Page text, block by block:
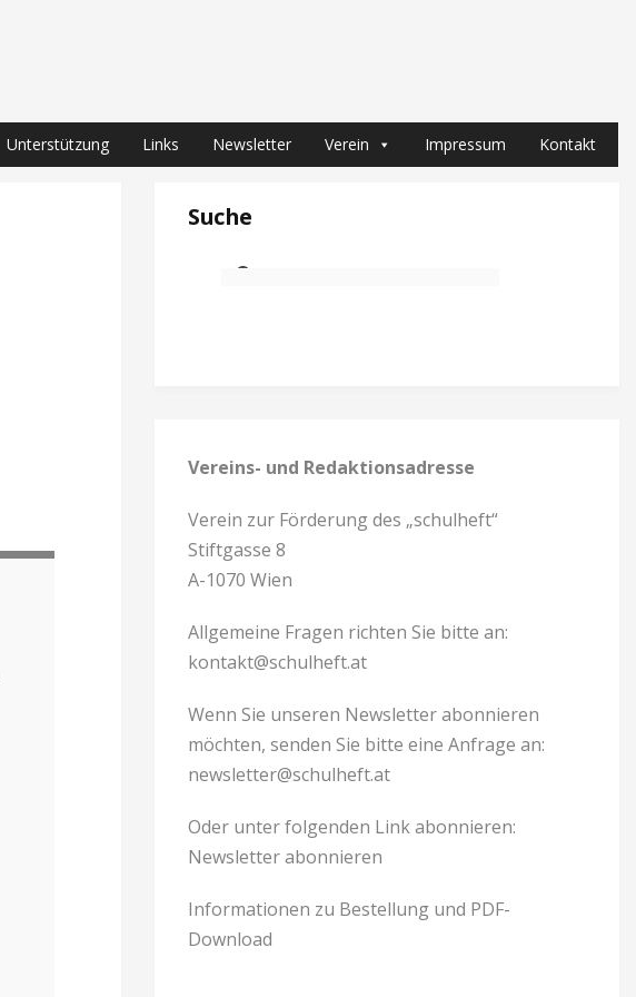
Unterstützung Links Newsletter Verein Impressum Kontakt
Suche
Vereins- und Redaktionsadresse
Verein zur Förderung des „schulheft“
Stiftgasse 8
A-1070 Wien
Allgemeine Fragen richten Sie bitte an:
kontakt@schulheft.at
Wenn Sie unseren Newsletter abonnieren
möchten, senden Sie bitte eine Anfrage an:
newsletter@schulheft.at
Oder unter folgenden Link abonnieren:
Newsletter abonnieren
Informationen zu Bestellung und PDF-
Download